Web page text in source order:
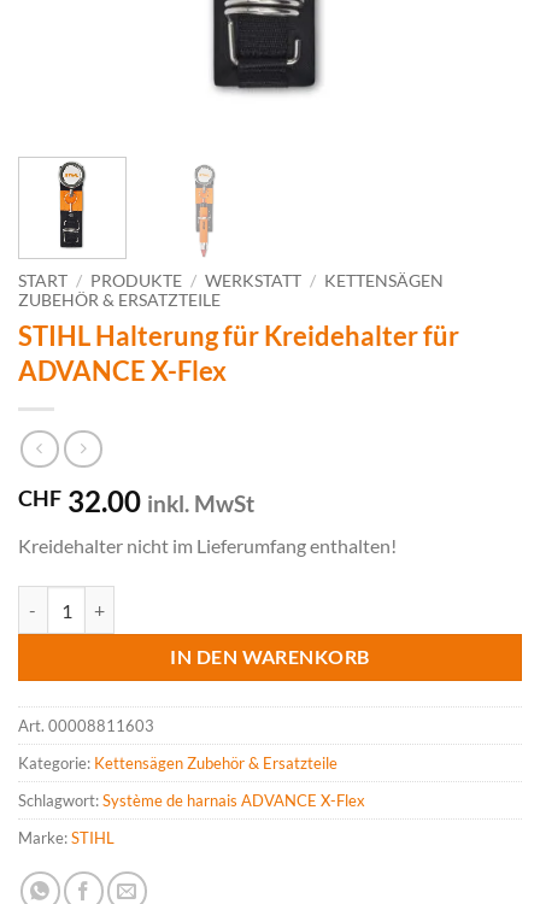
START / PRODUKTE / WERKSTATT / KETTENSÄGEN
ZUBEHÖR & ERSATZTEILE
STIHL Halterung für Kreidehalter für
ADVANCE X-Flex
CHF 32.00 inkl. MwSt
Kreidehalter nicht im Lieferumfang enthalten!
IN DEN WARENKORB
Art. 00008811603
Kategorie: Kettensägen Zubehör & Ersatzteile
Schlagwort:Système de harnais ADVANCE X-Flex
Marke:STIHL